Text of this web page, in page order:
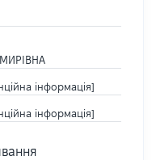
інформація]
інформація]